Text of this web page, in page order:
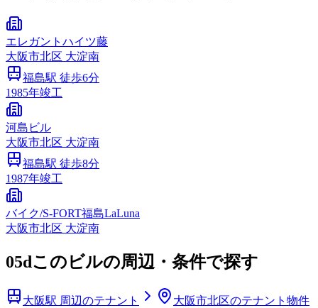
エレガントハイツ藤
大阪市北区 大淀南
福島駅 徒歩6分
1985年竣工
河島ビル
大阪市北区 大淀南
福島駅 徒歩8分
1987年竣工
バイク/S‐FORT福島LaLuna
大阪市北区 大淀南
05dこのビルの周辺・条件で探す
大阪駅 周辺のテナント
大阪市北区のテナント物件